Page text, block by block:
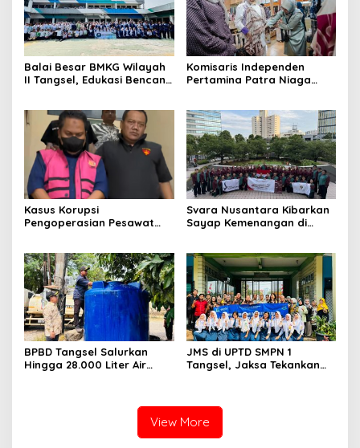
Balai Besar BMKG Wilayah
II Tangsel, Edukasi Bencana
23
Komisaris Independen
Pertamina Patra Niaga
Sentuhan Kemanusiaan dan
Keberlanjutan
Kasus Korupsi
Pengoperasian Pesawat
Tersangka
Svara Nusantara Kibarkan
Sayap Kemenangan di
BPBD Tangsel Salurkan
Hingga 28.000 Liter Air
JMS di UPTD SMPN 1
Tangsel, Jaksa Tekankan
View More